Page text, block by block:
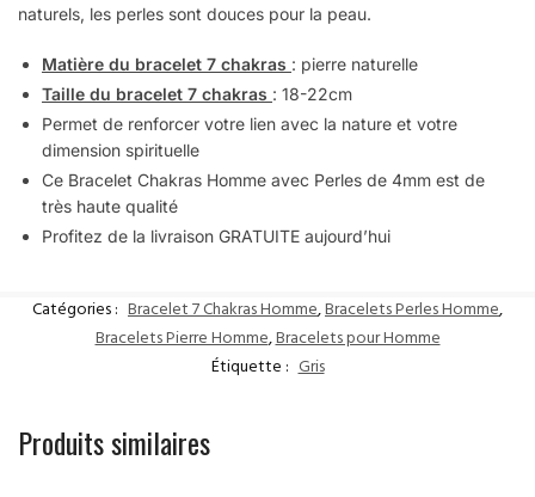
naturels, les perles sont douces pour la peau.
Matière du bracelet 7 chakras : pierre naturelle
Taille du bracelet 7 chakras : 18-22cm
Permet de renforcer votre lien avec la nature et votre
dimension spirituelle
Ce Bracelet Chakras Homme avec Perles de 4mm est de
très haute qualité
Profitez de la livraison GRATUITE aujourd’hui
Catégories : Bracelet 7 Chakras Homme,Bracelets Perles Homme,
Bracelets Pierre Homme,Bracelets pour Homme
Étiquette : Gris
Produits similaires